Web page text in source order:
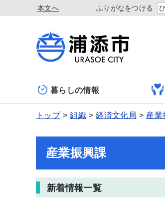
本文へ ふりがなをつける
暮らしの情報
トップ 組織 経済文化局 産業
産業振興課
新着情報一覧